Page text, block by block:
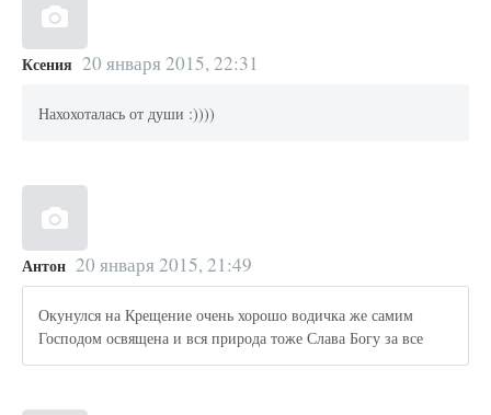
Ксения 20 января 2015, 22:31
Нахохоталась от души :))))
Антон 20 января 2015, 21:49
Окунулся на Крещение очень хорошо водичка же самим
Господом освящена и вся природа тоже Слава Богу за все